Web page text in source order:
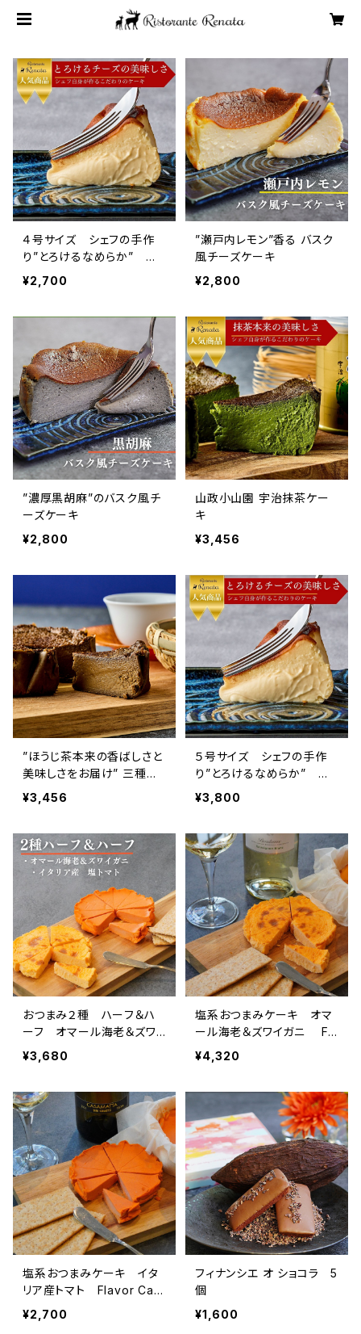
４号サイズ シェフの手作
り”とろけるなめらか” 濃
厚バスク風チーズケーキ
¥2,700
”瀬戸内レモン”香る バスク
風チーズケーキ
¥2,800
”濃厚黒胡麻”のバスク風チ
ーズケーキ
¥2,800
山政小山園 宇治抹茶ケー
キ
¥3,456
”ほうじ茶本来の香ばしさと
美味しさをお届け” 三種ほ
うじ茶ケーキ
¥3,456
５号サイズ シェフの手作
り”とろけるなめらか” 濃
厚バスク風チーズケーキ
¥3,800
おつまみ２種 ハーフ＆ハ
ーフ オマール海老＆ズワ
イガニ ・イタリア産塩トマト
¥3,680
塩系おつまみケーキ オマ
ール海老＆ズワイガニ Fla
vor Cake
¥4,320
塩系おつまみケーキ イタ
リア産トマト Flavor Cak
e
¥2,700
フィナンシエ オ ショコラ 5
個
¥1,600